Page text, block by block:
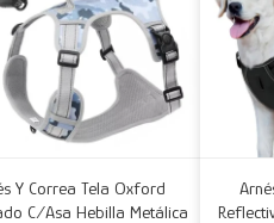
Y Correa Tela Oxford
C/Asa Hebilla Metálica